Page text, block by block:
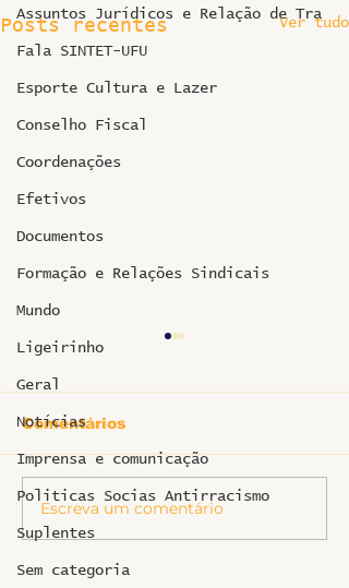
Assuntos Jurídicos e Relação de Tra
Fala SINTET-UFU
Esporte Cultura e Lazer
Conselho Fiscal
Coordenações
Efetivos
Documentos
Formação e Relações Sindicais
Mundo
Ligeirinho
Geral
Notícias
Imprensa e comunicação
Politicas Socias Antirracismo
Suplentes
Sem categoria
Posts recentes Ver tudo
SINTET-UFU dá as
boas-vindas aos
docentes da UFU
Comentários
Escreva um comentário